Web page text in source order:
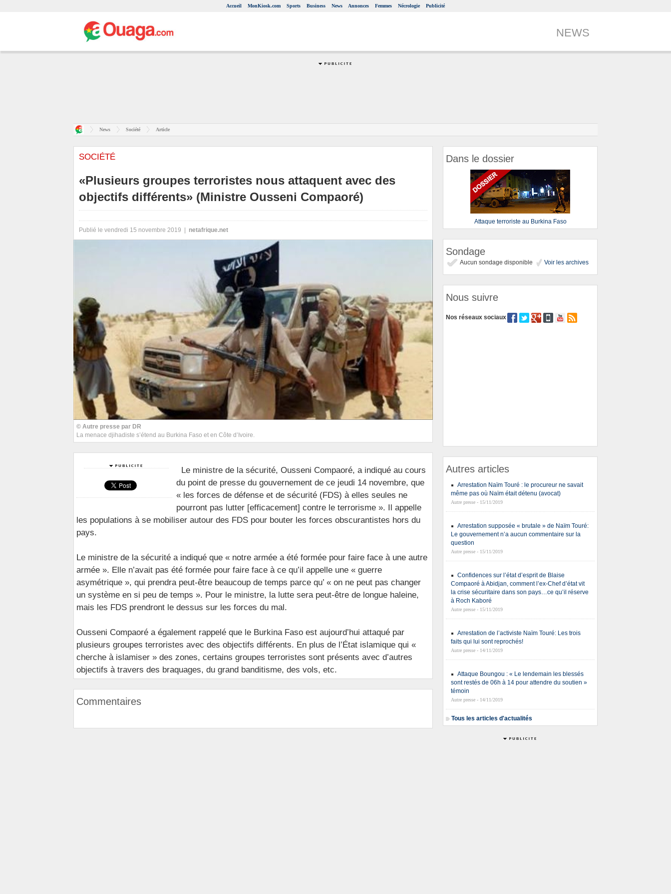
Accueil MonKiosk.com Sports Business News Annonces Femmes Nécrologie Publicité
NEWS
News Société Article
SOCIÉTÉ
«Plusieurs groupes terroristes nous attaquent avec des
objectifs différents» (Ministre Ousseni Compaoré)
Publié le vendredi 15 novembre 2019 | netafrique.net
© Autre presse par DR
La menace djihadiste s’étend au Burkina Faso et en Côte d’Ivoire.
Le ministre de la sécurité, Ousseni Compaoré, a indiqué au cours
du point de presse du gouvernement de ce jeudi 14 novembre, que
« les forces de défense et de sécurité (FDS) à elles seules ne
pourront pas lutter [efficacement] contre le terrorisme ». Il appelle
les populations à se mobiliser autour des FDS pour bouter les forces obscurantistes hors du
pays.
Le ministre de la sécurité a indiqué que « notre armée a été formée pour faire face à une autre
armée ». Elle n’avait pas été formée pour faire face à ce qu’il appelle une « guerre
asymétrique », qui prendra peut-être beaucoup de temps parce qu’ « on ne peut pas changer
un système en si peu de temps ». Pour le ministre, la lutte sera peut-être de longue haleine,
mais les FDS prendront le dessus sur les forces du mal.
Ousseni Compaoré a également rappelé que le Burkina Faso est aujourd’hui attaqué par
plusieurs groupes terroristes avec des objectifs différents. En plus de l’État islamique qui «
cherche à islamiser » des zones, certains groupes terroristes sont présents avec d’autres
objectifs à travers des braquages, du grand banditisme, des vols, etc.
Commentaires
Dans le dossier
Attaque terroriste au Burkina Faso
Sondage
Aucun sondage disponible Voir les archives
Nous suivre
Nos réseaux sociaux
Autres articles
Arrestation Naïm Touré : le procureur ne savait
même pas où Naïm était détenu (avocat)
Autre presse - 15/11/2019
Arrestation supposée « brutale » de Naïm Touré:
Le gouvernement n’a aucun commentaire sur la
question
Autre presse - 15/11/2019
Confidences sur l’état d’esprit de Blaise
Compaoré à Abidjan, comment l’ex-Chef d’état vit
la crise sécuritaire dans son pays…ce qu’il réserve
à Roch Kaboré
Autre presse - 15/11/2019
Arrestation de l’activiste Naïm Touré: Les trois
faits qui lui sont reprochés!
Autre presse - 14/11/2019
Attaque Boungou : « Le lendemain les blessés
sont restés de 06h à 14 pour attendre du soutien »
témoin
Autre presse - 14/11/2019
Tous les articles d'actualités